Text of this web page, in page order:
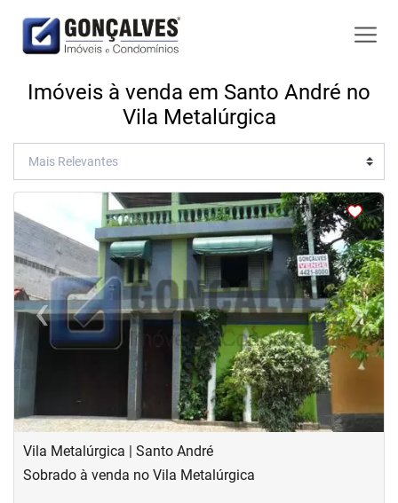
Imóveis à venda em Santo André no
Vila Metalúrgica
‹Previous ›Next
Vila Metalúrgica | Santo André
Sobrado à venda no Vila Metalúrgica